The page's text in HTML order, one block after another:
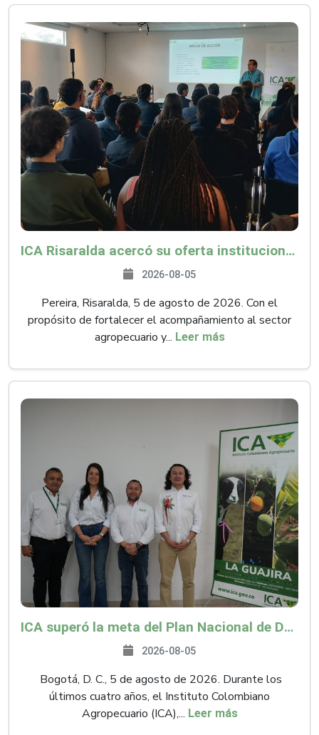
ICA Risaralda acercó su oferta institucional a productores y emprendedores en Expocamello
2026-08-05
Pereira, Risaralda, 5 de agosto de 2026. Con el
propósito de fortalecer el acompañamiento al sector
agropecuario y... Leer más
ICA superó la meta del Plan Nacional de Desarrollo y abrió 61 mercados internacionales
2026-08-05
Bogotá, D. C., 5 de agosto de 2026. Durante los
últimos cuatro años, el Instituto Colombiano
Agropecuario (ICA),... Leer más